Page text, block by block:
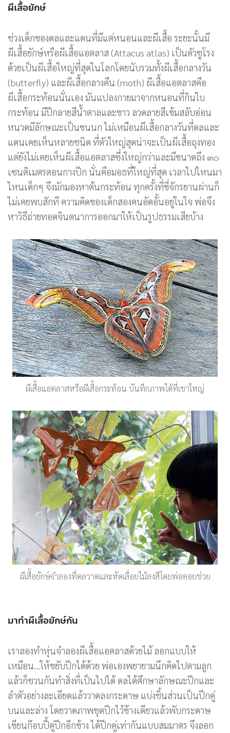
ผีเสื้อยักษ์
ช่วงเด็กของดลและแดนที่มีแต่หนอนและผีเสื้อ ระยะนั้นมี
ผีเสื้อยักษ์หรือผีเสื้อแอตลาส (Attacus atlas) เป็นตัวชูโรง
ด้วยเป็นผีเสื้อใหญ่ที่สุดในโลกโดยนับรวมทั้งผีเสื้อกลางวัน
(butterfly) และผีเสื้อกลางคืน (moth) ผีเสื้อแอตลาสคือ
ผีเสื้อกระท้อนนั่นเอง มันแปลงกายมาจากหนอนที่กินใบ
กระท้อน มีปีกลายสีน้ำตาลและขาว ลวดลายสีเข้มสลับอ่อน
หนวดมีลักษณะเป็นขนนก ไม่เหมือนผีเสื้อกลางวันที่ดลและ
แดนเคยเห็นหลายชนิด ที่ตัวใหญ่สุดน่าจะเป็นผีเสื้อถุงทอง
แต่ยังไม่เคยเห็นผีเสื้อแอตลาสซึ่งใหญ่กว่าและมีขนาดถึง ๓๐
เซนติเมตรตอนกางปีก นั่นคือมอธที่ใหญ่ที่สุด เวลาไปไหนมา
ไหนเด็กๆ จึงมักมองหาต้นกระท้อน ทุกครั้งที่ขี่จักรยานผ่านก็
ไม่เคยพบสักที ความคิดของเด็กสองคนอัดอั้นอยู่ในใจ พ่อจึง
หาวิธีถ่ายทอดจินตนาการออกมาให้เป็นรูปธรรมเสียบ้าง
ผีเสื้อแอตลาสหรือผีเสื้อกระท้อน บันทึกภาพได้ที่เขาใหญ่
ผีเสื้อยักษ์จำลองที่ดลวาดและหัดเลื่อยไม้ลงสีโดยพ่อคอยช่วย
มาทำผีเสื้อยักษ์กัน
เราลองทำหุ่นจำลองผีเสื้อแอตลาสด้วยไม้ ลอกแบบให้
เหมือน…ให้ขยับปีกได้ด้วย พ่อเองพยายามนึกคิดไปตามลูก
แล้วก็ชวนกันทำสิ่งที่เป็นไปได้ ดลได้ศึกษาลักษณะปีกและ
ลำตัวอย่างละเอียดแล้ววาดลงกระดาษ แบ่งชิ้นส่วนเป็นปีกคู่
บนและล่าง โดยวาดภาพชุดปีกไว้ข้างเดียวแล้วพับกระดาษ
เขียนก๊อบปี้คู่ปีกอีกข้าง ได้ปีกคู่เท่ากันแบบสมมาตร จึงลอก